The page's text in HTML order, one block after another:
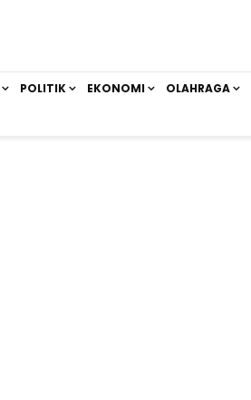
POLITIK EKONOMI OLAHRAGA